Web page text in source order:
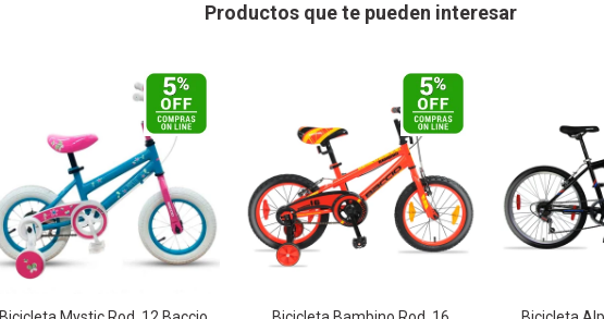
Productos que te pueden interesar